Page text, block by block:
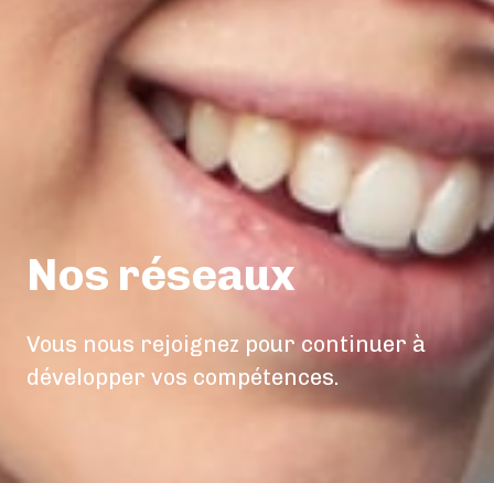
Nos réseaux
Vous nous rejoignez pour continuer à
développer vos compétences.